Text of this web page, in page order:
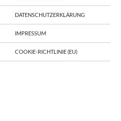
DATENSCHUTZERKLÄRUNG
IMPRESSUM
COOKIE-RICHTLINIE (EU)